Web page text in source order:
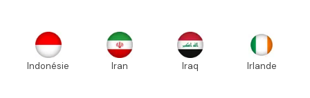
Indonésie Iran Iraq Irlande